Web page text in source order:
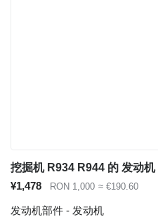
挖掘机 R934 R944 的 发动
¥1,478
RON 1,000 ≈ €190.60
发动机部件 - 发动机